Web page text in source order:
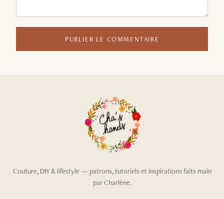
PUBLIER LE COMMENTAIRE
Couture, DIY & lifestyle — patrons, tutoriels et inspirations faits main
par Charlène.